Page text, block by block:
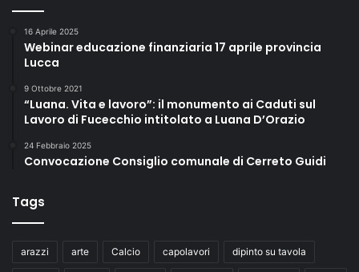
16 Aprile 2025
Webinar educazione finanziaria 17 aprile provincia
Lucca
9 Ottobre 2021
“Luana. Vita e lavoro”: il monumento ai Caduti sul
Lavoro di Fucecchio intitolato a Luana D’Orazio
24 Febbraio 2025
Convocazione Consiglio comunale di Cerreto Guidi
Tags
arazzi arte Calcio capolavori dipinto su tavola